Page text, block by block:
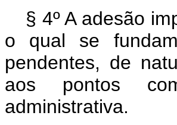
§ 4º A adesão
o qual se
pendentes, de
aos pontos
administrativa.